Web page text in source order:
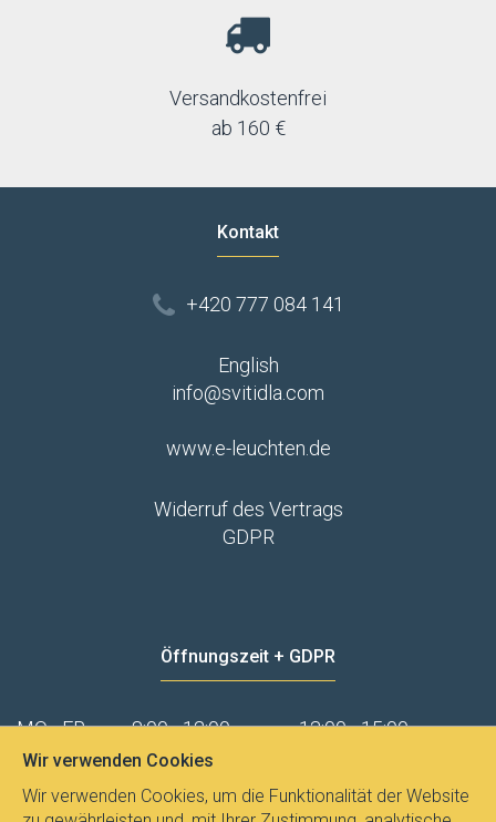
Versandkostenfrei
ab 160 €
Kontakt
+420 777 084 141
English
info@svitidla.com
www.e-leuchten.de
Widerruf des Vertrags
GDPR
Öffnungszeit + GDPR
MO - FR 8:00 - 12:00
13:00 - 15:00
Datenschutz
Wir verwenden Cookies
Wir verwenden Cookies, um die Funktionalität der Website